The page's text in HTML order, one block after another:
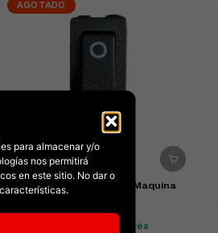
para almacenar y/o
nos permitirá
en este sitio. No dar o
AGOTADO
Swiche Negro MTE Para Maquina
$8000
3 cuotas de $2667 sin interés